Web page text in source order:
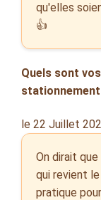
qu'elles
👍
Quels sont
stationnement
le 22 Juillet
On dirait
qui revient
pratique